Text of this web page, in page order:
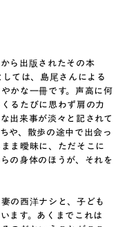
ら出版されたその本
ては、島尾さんによる
かな一冊です。声高に何
るたびに思わず肩の力
出来事が淡々と記されて
や、散歩の途中で出会っ
ま曖昧に、ただそこに
の身体のほうが、それを
の西洋ナシと、子ども
ます。あくまでこれは